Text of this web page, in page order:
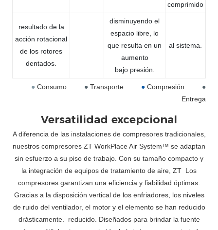
comprimido
resultado de la
acción rotacional
de los rotores
dentados.
disminuyendo el
espacio libre, lo
que resulta en un
aumento
bajo presión.
al sistema.
● Consumo ● Transporte ● Compresión
●
Entrega
Versatilidad excepcional
A diferencia de las instalaciones de compresores tradicionales,
nuestros compresores ZT WorkPlace Air System™ se adaptan
sin esfuerzo a su piso de trabajo. Con su tamaño compacto y
la integración de equipos de tratamiento de aire, ZT Los
compresores garantizan una eficiencia y fiabilidad óptimas.
Gracias a la disposición vertical de los enfriadores, los niveles
de ruido del ventilador, el motor y el elemento se han reducido
drásticamente.
reducido. Diseñados para brindar la fuente